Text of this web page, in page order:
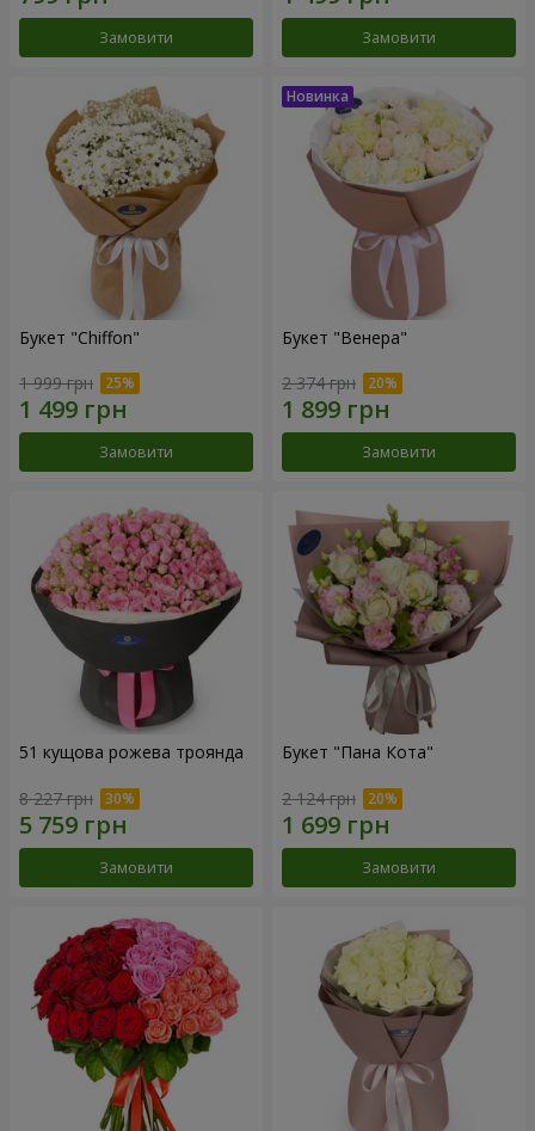
Замовити Замовити
Букет "Chiffon"
1 999 грн
Замовити
Букет "Венера"
2 374 грн
Замовити
51 кущова рожева троянда
8 227 грн
Замовити
Букет "Пана Кота"
2 124 грн
Замовити